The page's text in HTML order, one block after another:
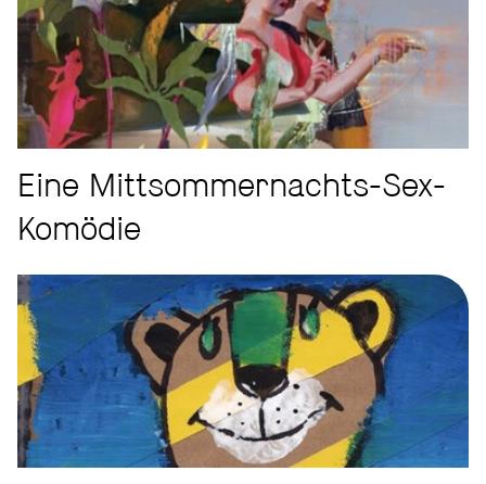
Eine Mittsommernachts-Sex-
Komödie